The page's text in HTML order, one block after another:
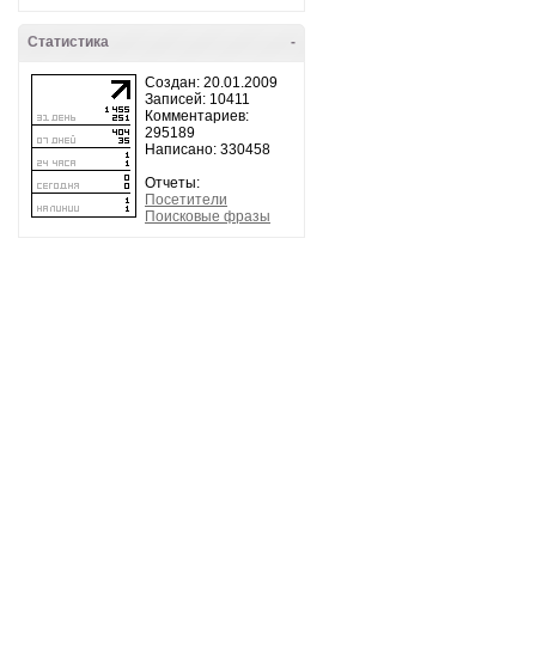
-
Статистика
Создан: 20.01.2009
Записей: 10411
Комментариев:
295189
Написано: 330458
Отчеты:
Посетители
Поисковые фразы